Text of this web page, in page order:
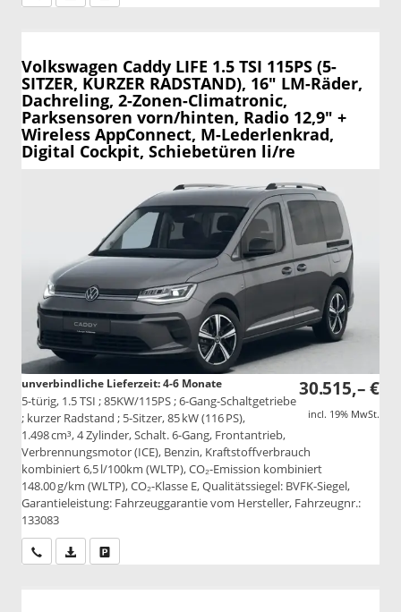
Volkswagen Caddy LIFE 1.5 TSI 115PS (5-
SITZER, KURZER RADSTAND), 16" LM-Räder,
Dachreling, 2-Zonen-Climatronic,
Parksensoren vorn/hinten, Radio 12,9" +
Wireless AppConnect, M-Lederlenkrad,
Digital Cockpit, Schiebetüren li/re
30.515,– €
incl. 19% MwSt.
unverbindliche Lieferzeit: 4-6 Monate
5-türig, 1.5 TSI ; 85KW/115PS ; 6-Gang-Schaltgetriebe
; kurzer Radstand ; 5-Sitzer, 85 kW (116 PS),
1.498 cm³, 4 Zylinder, Schalt. 6-Gang, Frontantrieb,
Verbrennungsmotor (ICE), Benzin, Kraftstoffverbrauch
kombiniert 6,5 l/100km (WLTP), CO₂-Emission kombiniert
148.00 g/km (WLTP), CO₂-Klasse E, Qualitätssiegel: BVFK-Siegel,
Garantieleistung: Fahrzeuggarantie vom Hersteller, Fahrzeugnr.:
133083
Wir rufen Sie anPDF-Datei, Fahrzeugexposé drucken